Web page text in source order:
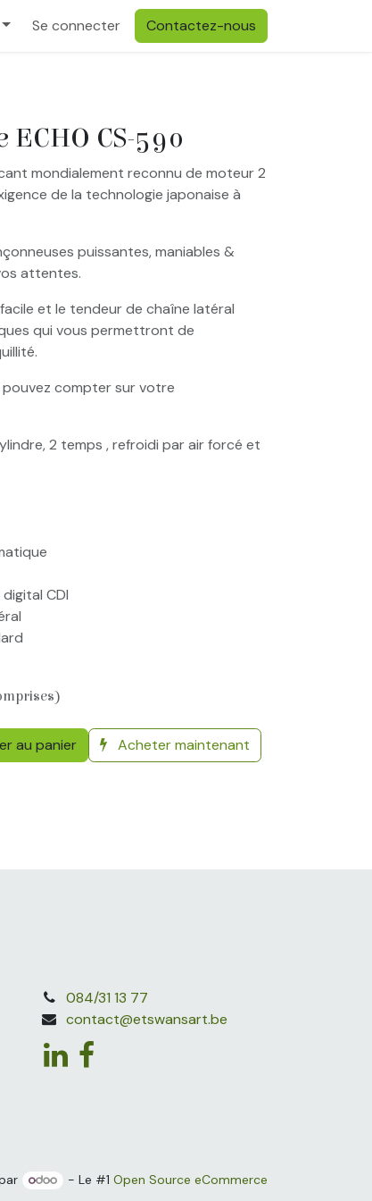
Se connecter Contactez-nous
CS-590
mondialement reconnu de moteur 2
de la technologie japonaise à
puissantes, maniables &
attentes.
et le tendeur de chaîne latéral
qui vous permettront de
compter sur votre
2 temps , refroidi par air forcé et
CDI
au panier Acheter maintenant
084/31 13 77
contact@etswansart.be
- Le #1 Open Source eCommerce